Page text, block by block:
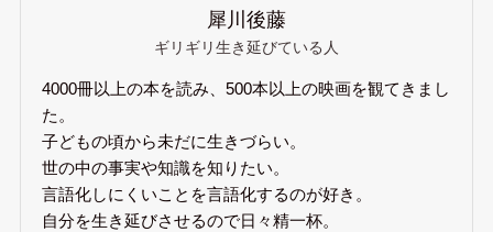
犀川後藤
ギリギリ生き延びている人
4000冊以上の本を読み、500本以上の映画を観てきまし
た。
子どもの頃から未だに生きづらい。
世の中の事実や知識を知りたい。
言語化しにくいことを言語化するのが好き。
自分を生き延びさせるので日々精一杯。